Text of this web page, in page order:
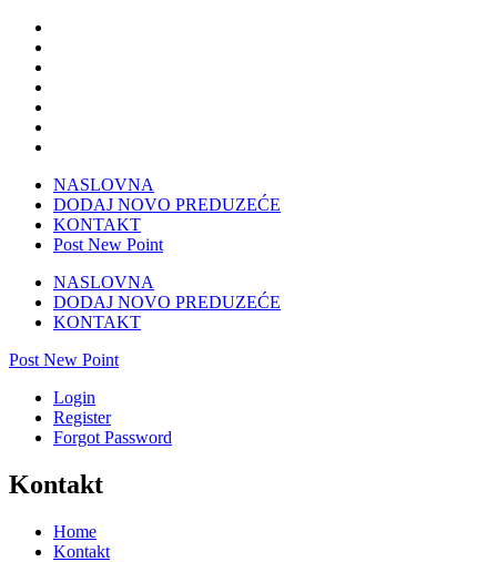
NASLOVNA
DODAJ NOVO PREDUZEĆE
KONTAKT
Post New Point
NASLOVNA
DODAJ NOVO PREDUZEĆE
KONTAKT
Post New Point
Login
Register
Forgot Password
Kontakt
Home
Kontakt